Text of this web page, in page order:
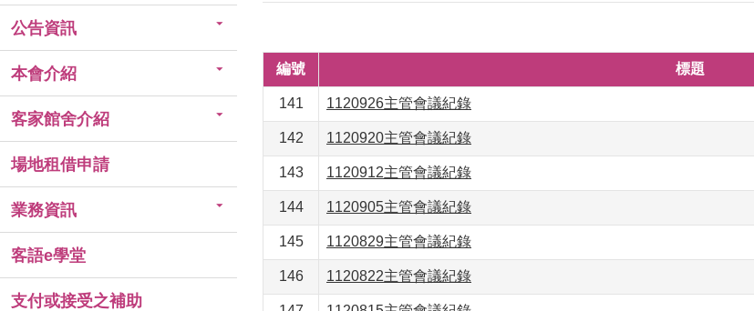
公告資訊
本會介紹
客家館舍介紹
場地租借申請
業務資訊
客語e學堂
支付或接受之補助
編號 標題
141 1120926主管會議紀錄
142 1120920主管會議紀錄
143 1120912主管會議紀錄
144 1120905主管會議紀錄
145 1120829主管會議紀錄
146 1120822主管會議紀錄